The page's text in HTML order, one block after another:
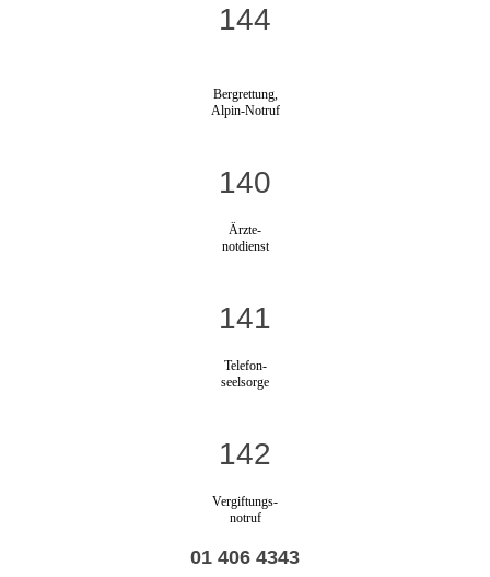
144
Bergrettung,
Alpin-Notruf
140
Ärzte-
notdienst
141
Telefon-
seelsorge
142
Vergiftungs-
notruf
01 406 4343